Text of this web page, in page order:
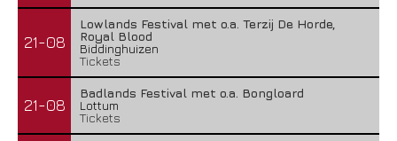
21-08
Lowlands Festival met o.a. Terzij De Horde,
Royal Blood
Biddinghuizen
Tickets
21-08
Badlands Festival met o.a. Bongloard
Lottum
Tickets